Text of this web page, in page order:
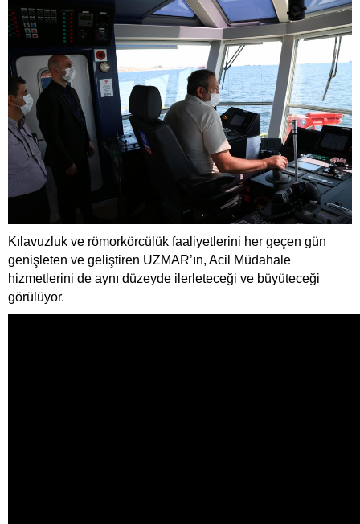
Kılavuzluk ve römorkörcülük faaliyetlerini her geçen gün
genişleten ve geliştiren UZMAR’ın, Acil Müdahale
hizmetlerini de aynı düzeyde ilerleteceği ve büyüteceği
görülüyor.